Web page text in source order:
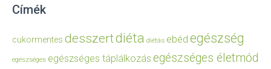
Címék
cukormentes desszertdiéta diétás ebéd egészség
egészséges egészséges táplálkozás egészséges életmód